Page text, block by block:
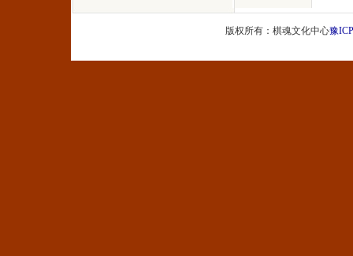
版权所有：棋魂文化中心豫